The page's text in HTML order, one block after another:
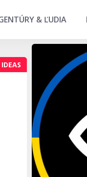
& ĽUDIA
IDEAS